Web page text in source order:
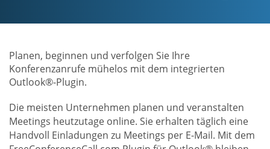
Planen, beginnen und verfolgen Sie Ihre
Konferenzanrufe mühelos mit dem integrierten
Outlook®-Plugin.
Die meisten Unternehmen planen und veranstalten
Meetings heutzutage online. Sie erhalten täglich eine
Handvoll Einladungen zu Meetings per E-Mail. Mit dem